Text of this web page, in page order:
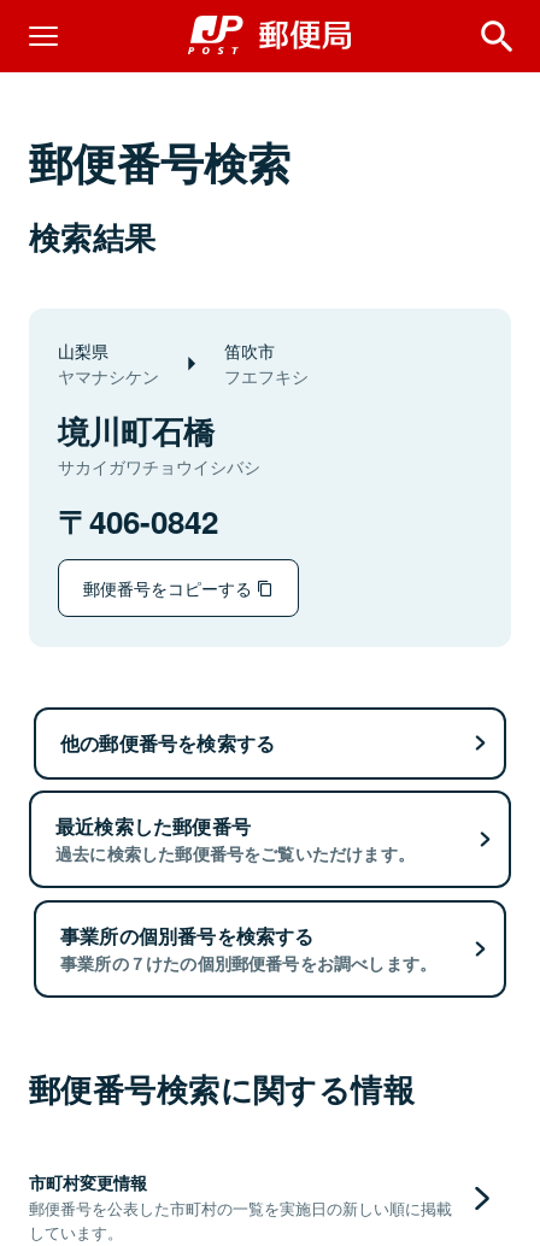
郵便番号検索
検索結果
山梨県
ヤマナシケン
笛吹市
フエフキシ
境川町石橋
サカイガワチョウイシバシ
406-0842
郵便番号をコピーする
他の郵便番号を検索する
最近検索した郵便番号
過去に検索した郵便番号をご覧いただけます。
事業所の個別番号を検索する
事業所の７けたの個別郵便番号をお調べします。
郵便番号検索に関する情報
市町村変更情報
郵便番号を公表した市町村の一覧を実施日の新しい順に掲載
しています。